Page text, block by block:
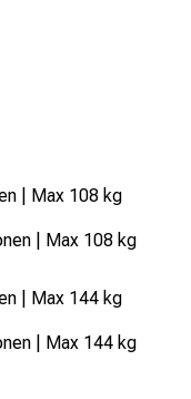
| Max 108 kg
| Max 108 kg
| Max 144 kg
| Max 144 kg